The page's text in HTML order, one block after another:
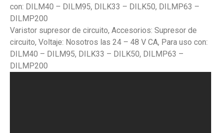
con: DILM40 – DILM95, DILK33 – DILK50, DILMP63 –
DILMP200
Varistor supresor de circuito, Accesorios: Supresor de
circuito, Voltaje: Nosotros las 24 – 48 V CA, Para uso con:
DILM40 – DILM95, DILK33 – DILK50, DILMP63 –
DILMP200